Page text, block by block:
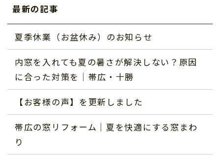
最新の記事
夏季休業（お盆休み）のお知らせ
内窓を入れても夏の暑さが解決しない？原因
に合った対策を｜帯広・十勝
【お客様の声】を更新しました
帯広の窓リフォーム｜夏を快適にする窓まわ
り